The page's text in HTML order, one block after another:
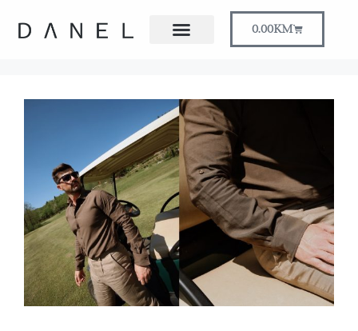
0.00KM